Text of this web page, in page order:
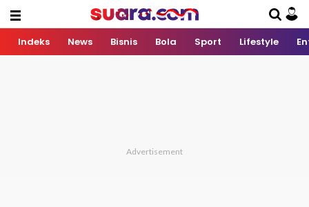
Indeks News Bisnis Bola Sport Lifestyle